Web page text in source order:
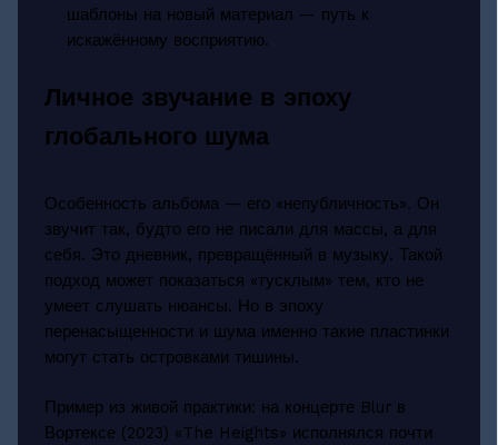
шаблоны на новый материал — путь к
искажённому восприятию.
Личное звучание в эпоху
глобального шума
Особенность альбома — его «непубличность». Он
звучит так, будто его не писали для массы, а для
себя. Это дневник, превращённый в музыку. Такой
подход может показаться «тусклым» тем, кто не
умеет слушать нюансы. Но в эпоху
перенасыщенности и шума именно такие пластинки
могут стать островками тишины.
Пример из живой практики: на концерте Blur в
Вортексе (2023) «The Heights» исполнялся почти